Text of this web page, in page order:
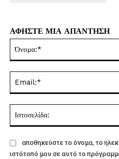
ΑΦΗΣΤΕ ΜΙΑ ΑΠΑΝΤΗΣΗ
αποθηκεύστε το όνομα, το
ιστότοπό μου σε αυτό το